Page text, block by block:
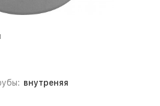
внутреняя